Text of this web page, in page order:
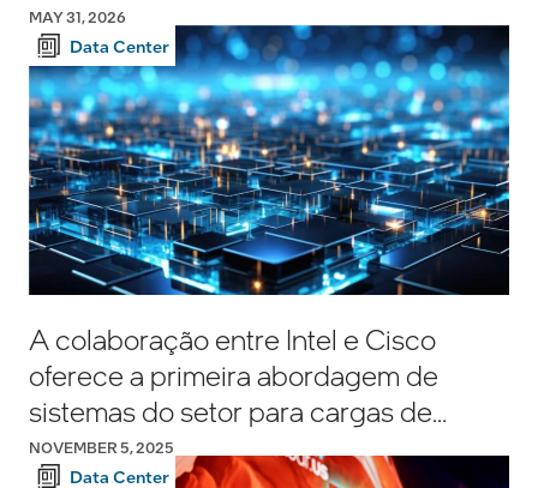
MAY 31, 2026
Data Center
A colaboração entre Intel e Cisco
oferece a primeira abordagem de
sistemas do setor para cargas de
trabalho de IA no Edge
NOVEMBER 5, 2025
Data Center